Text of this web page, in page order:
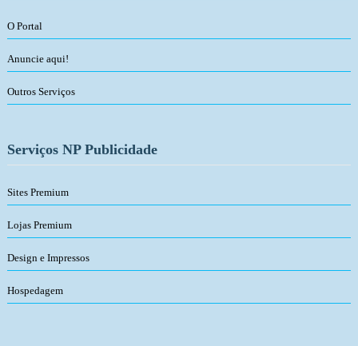
O Portal
Anuncie aqui!
Outros Serviços
Serviços NP Publicidade
Sites Premium
Lojas Premium
Design e Impressos
Hospedagem